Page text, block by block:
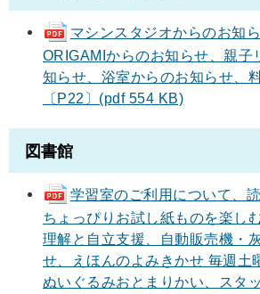
マシンスタジオからのお知
ORIGAMIからのお知らせ、親子
知らせ、浴室からのお知らせ、
〔P22〕(pdf 554 KB)
図書館
学習室のご利用について、
ちょっぴりお試し紙ものを楽し
理解と自立支援、自動販売機・
せ、えほんのよみきかせ 毎週土
ぬいぐるみおとまりかい、スタ